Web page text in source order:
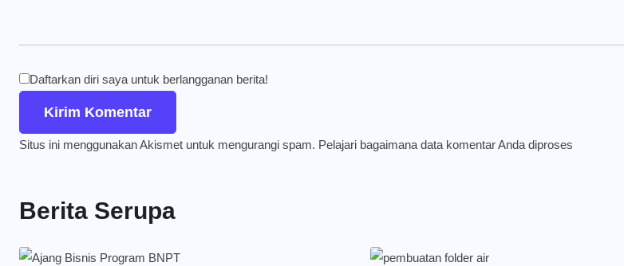
Daftarkan diri saya untuk berlangganan berita!
Situs ini menggunakan Akismet untuk mengurangi spam. Pelajari bagaimana data komentar Anda diproses
Berita Serupa